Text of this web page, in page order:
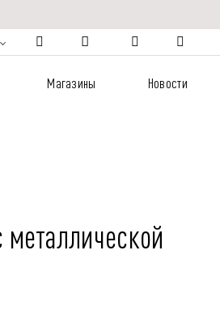
Магазины Новости